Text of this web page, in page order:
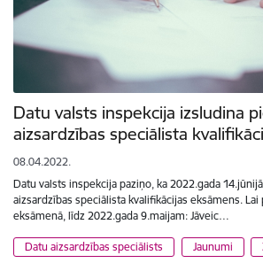
Datu valsts inspekcija izsludina
aizsardzības speciālista
08.04.2022.
Datu valsts inspekcija paziņo, ka 2022.gada
aizsardzības speciālista kvalifikācijas eksāmens.
eksāmenā, līdz 2022.gada 9.maijam: Jāveic…
Datu aizsardzības speciālists Jaunumi